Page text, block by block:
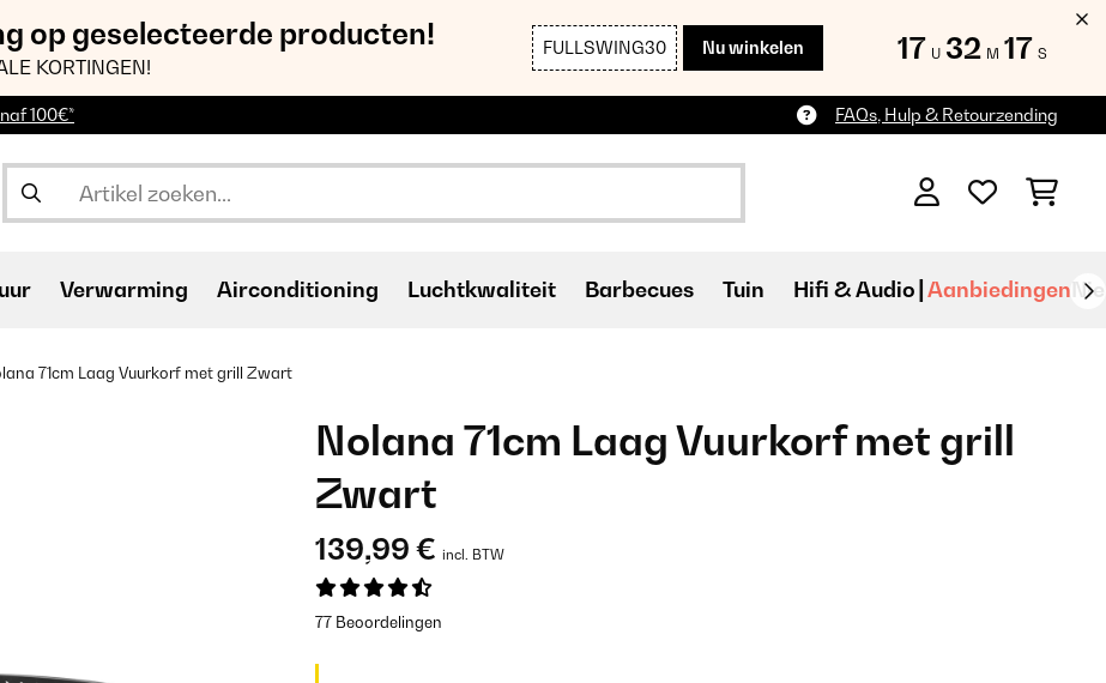
op geselecteerde producten!
KORTINGEN!
FULLSWING30 Nu winkelen 17 U 32 M 15 S
100€* FAQs, Hulp & Retourzending
Verwarming Airconditioning Luchtkwaliteit Barbecues Tuin Hifi & Audio Aanbiedingen
71cm Laag Vuurkorf met grill Zwart
Nolana 71cm Laag Vuurkorf met grill
Zwart
139,99 € incl. BTW
77 Beoordelingen